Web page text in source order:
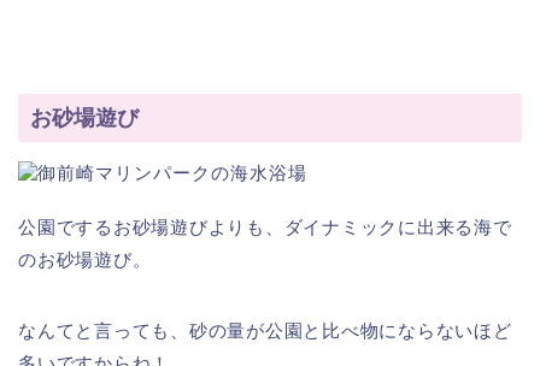
お砂場遊び
公園でするお砂場遊びよりも、ダイナミックに出来る海で
のお砂場遊び。
なんてと言っても、砂の量が公園と比べ物にならないほど